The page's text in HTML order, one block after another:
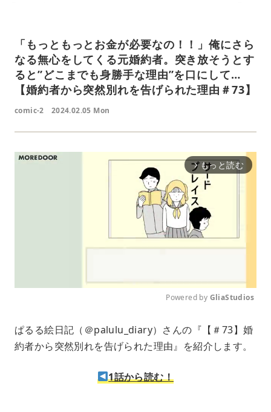
「もっともっとお金が必要なの！！」俺にさら
なる無心をしてくる元婚約者。突き放そうとす
ると”どこまでも身勝手な理由”を口にして…
【婚約者から突然別れを告げられた理由＃73】
comic-2 2024.02.05 Mon
arrow_forward_ios もっと読む
u
t
Powered by GliaStudios
ぱるる絵日記（＠palulu_diary）さんの『【＃73】婚
約者から突然別れを告げられた理由』を紹介します。
1話から読む！